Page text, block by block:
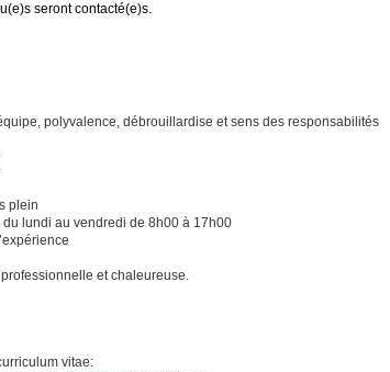
seront contacté(e)s.
polyvalence, débrouillardise et sens des responsabilités
plein
lundi au vendredi de 8h00 à 17h00
et chaleureuse.
vitae: